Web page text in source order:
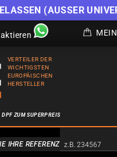
(AUSSER
VERTEILER DER
WICHTIGSTEN
EUROPÄISCHEN
HERSTELLER
DPF ZUM SUPERPREIS
Alternativa a Doofinder
IHRE REFERENZ